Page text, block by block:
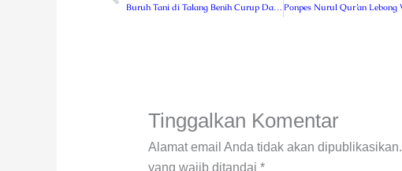
Buruh Tani di Talang Benih Curup Dapat Migor Gratis dari Putra Mas Wigoro
Tinggalkan Komentar
Alamat email Anda tidak akan dipublikasikan.
yang wajib ditandai *